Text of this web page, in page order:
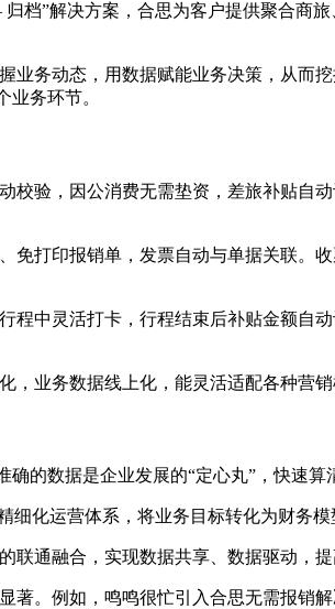
档”解决方案，合思为客户提供聚合商旅
务动态，用数据赋能业务决策，从而
务环节。
校验，因公消费无需垫资，差旅补贴自
免打印报销单，发票自动与单据关联。
中灵活打卡，行程结束后补贴金额自
业务数据线上化，能灵活适配各种营
的数据是企业发展的“定心丸”，快速算
化运营体系，将业务目标转化为财务
通融合，实现数据共享、数据驱动，
。例如，鸣鸣很忙引入合思无需报销